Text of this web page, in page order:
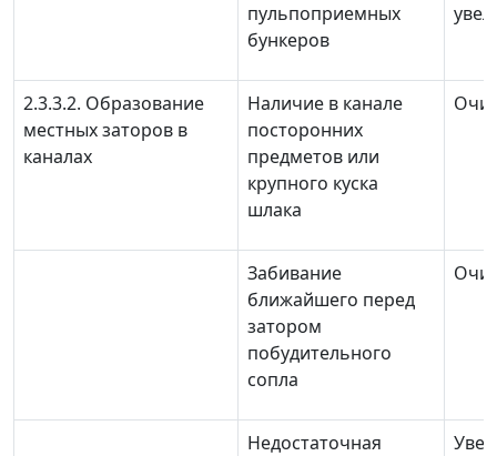
пульпоприемных
бункеров
2.3.3.2. Образование
местных заторов в
каналах
Наличие в канале
посторонних
предметов или
крупного куска
шлака
Забивание
ближайшего перед
затором
побудительного
сопла
Недостаточная